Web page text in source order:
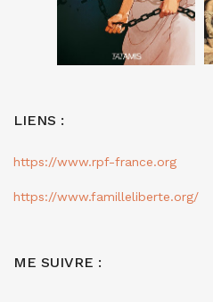
LIENS :
https://www.rpf-france.org
https://www.familleliberte.org/
ME SUIVRE :